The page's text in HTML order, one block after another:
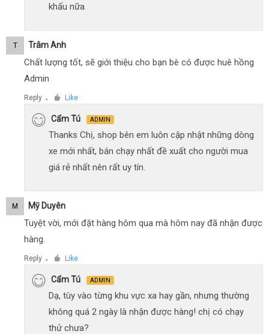
khấu nữa
T Trâm Anh
Chất lượng tốt, sẽ giới thiệu cho bạn bè có được huê hồng
Admin
Reply ● Like
Cẩm Tú ADMIN
Thanks Chị, shop bên em luôn cập nhật những dòng
xe mới nhất, bán chạy nhất đề xuất cho người mua
giá rẻ nhất nên rất uy tín.
M Mỹ Duyên
Tuyệt vời, mới đặt hàng hôm qua mà hôm nay đã nhận được
hàng.
Reply ● Like
Cẩm Tú ADMIN
Dạ, tùy vào từng khu vực xa hay gần, nhưng thường
không quá 2 ngày là nhận được hàng! chị có chạy
thử chưa?